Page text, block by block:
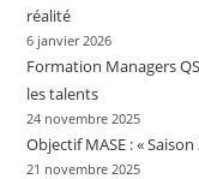
réalité
6 janvier 2026
Formation Managers
les talents
24 novembre 2025
Objectif MASE : «
21 novembre 2025